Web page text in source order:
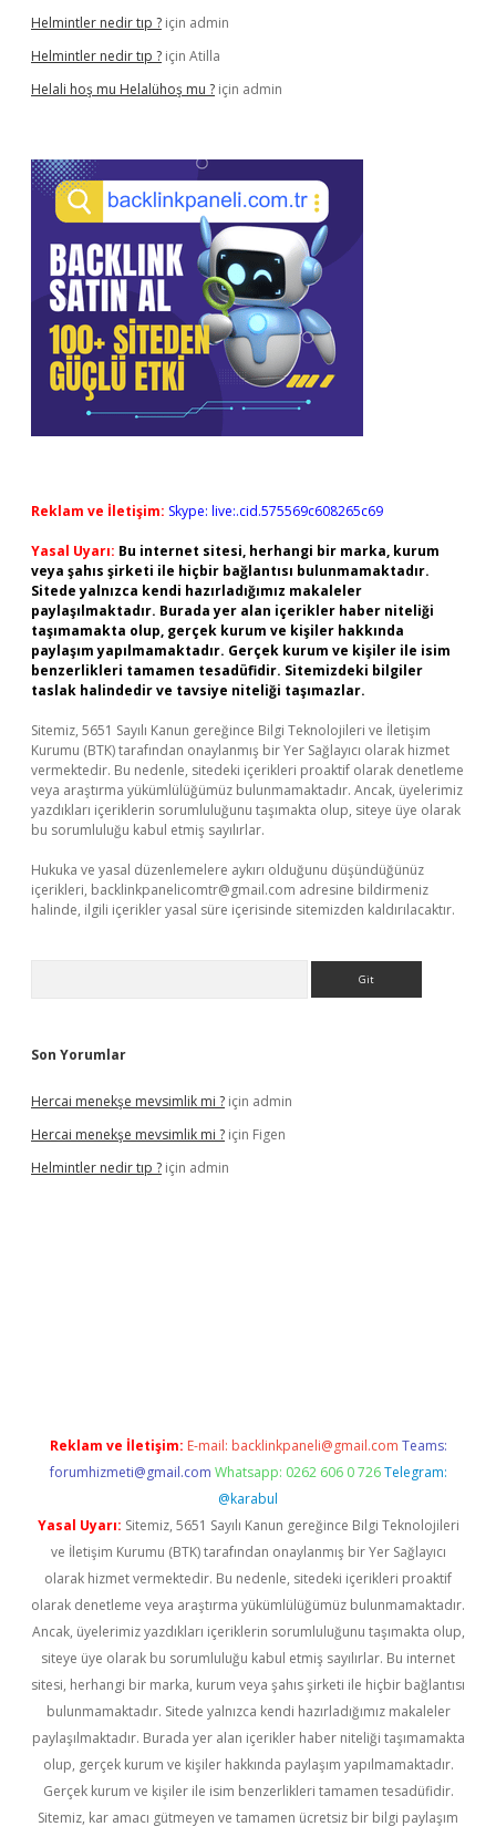
Helmintler nedir tıp ? için admin
Helmintler nedir tıp ? için Atilla
Helali hoş mu Helalühoş mu ? için admin
Reklam ve İletişim: Skype: live:.cid.575569c608265c69
Yasal Uyarı: Bu internet sitesi, herhangi bir marka, kurum
veya şahıs şirketi ile hiçbir bağlantısı bulunmamaktadır.
Sitede yalnızca kendi hazırladığımız makaleler
paylaşılmaktadır. Burada yer alan içerikler haber niteliği
taşımamakta olup, gerçek kurum ve kişiler hakkında
paylaşım yapılmamaktadır. Gerçek kurum ve kişiler ile isim
benzerlikleri tamamen tesadüfidir. Sitemizdeki bilgiler
taslak halindedir ve tavsiye niteliği taşımazlar.
Sitemiz, 5651 Sayılı Kanun gereğince Bilgi Teknolojileri ve İletişim
Kurumu (BTK) tarafından onaylanmış bir Yer Sağlayıcı olarak hizmet
vermektedir. Bu nedenle, sitedeki içerikleri proaktif olarak denetleme
veya araştırma yükümlülüğümüz bulunmamaktadır. Ancak, üyelerimiz
yazdıkları içeriklerin sorumluluğunu taşımakta olup, siteye üye olarak
bu sorumluluğu kabul etmiş sayılırlar.
Hukuka ve yasal düzenlemelere aykırı olduğunu düşündüğünüz
içerikleri, backlinkpanelicomtr@gmail.com adresine bildirmeniz
halinde, ilgili içerikler yasal süre içerisinde sitemizden kaldırılacaktır.
Son Yorumlar
Hercai menekşe mevsimlik mi ? için admin
Hercai menekşe mevsimlik mi ? için Figen
Helmintler nedir tıp ? için admin
Reklam ve İletişim: E-mail: backlinkpaneli@gmail.com Teams:
forumhizmeti@gmail.com Whatsapp: 0262 606 0 726 Telegram:
@karabul
Yasal Uyarı: Sitemiz, 5651 Sayılı Kanun gereğince Bilgi Teknolojileri
ve İletişim Kurumu (BTK) tarafından onaylanmış bir Yer Sağlayıcı
olarak hizmet vermektedir. Bu nedenle, sitedeki içerikleri proaktif
olarak denetleme veya araştırma yükümlülüğümüz bulunmamaktadır.
Ancak, üyelerimiz yazdıkları içeriklerin sorumluluğunu taşımakta olup,
siteye üye olarak bu sorumluluğu kabul etmiş sayılırlar. Bu internet
sitesi, herhangi bir marka, kurum veya şahıs şirketi ile hiçbir bağlantısı
bulunmamaktadır. Sitede yalnızca kendi hazırladığımız makaleler
paylaşılmaktadır. Burada yer alan içerikler haber niteliği taşımamakta
olup, gerçek kurum ve kişiler hakkında paylaşım yapılmamaktadır.
Gerçek kurum ve kişiler ile isim benzerlikleri tamamen tesadüfidir.
Sitemiz, kar amacı gütmeyen ve tamamen ücretsiz bir bilgi paylaşım